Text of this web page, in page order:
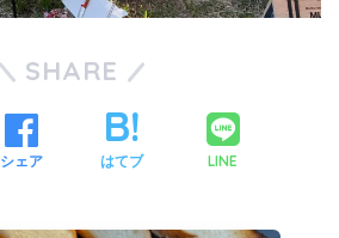
SHARE
シェア はてブ LINE